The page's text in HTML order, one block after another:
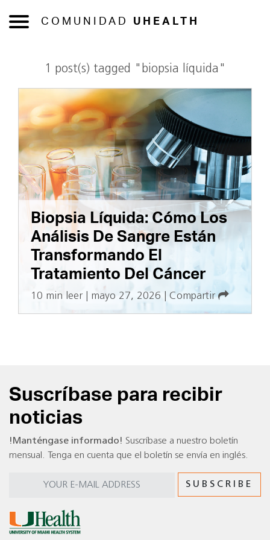
COMUNIDAD UHEALTH
1 post(s) tagged "biopsia líquida"
Biopsia Líquida: Cómo Los
Análisis De Sangre Están
Transformando El
Tratamiento Del Cáncer
10 min leer| mayo 27, 2026 Compartir
Suscríbase para recibir
noticias
!Manténgase informado! Suscríbase a nuestro boletín
mensual. Tenga en cuenta que el boletín se envía en inglés.